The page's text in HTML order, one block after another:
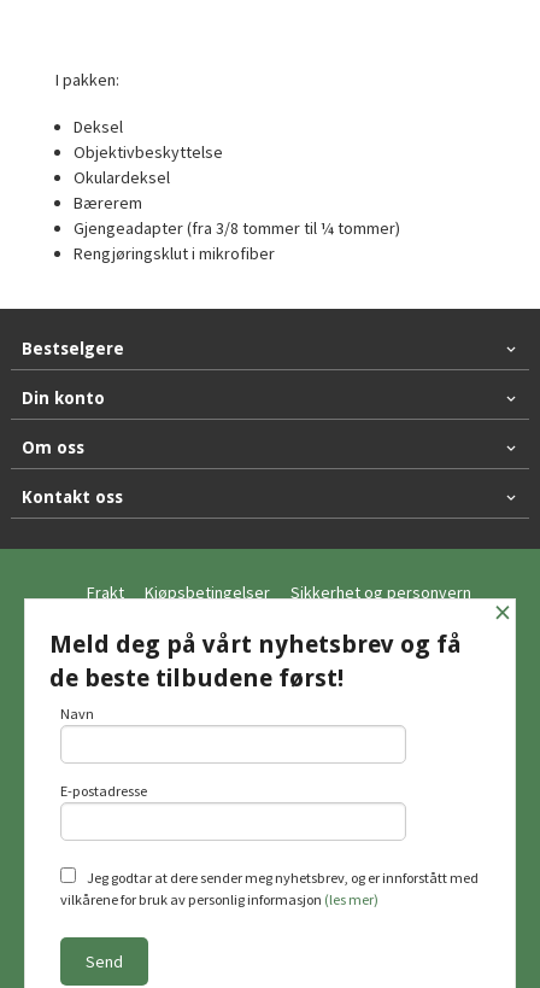
I pakken:
Deksel
Objektivbeskyttelse
Okulardeksel
Bærerem
Gjengeadapter (fra 3/8 tommer til ¼ tommer)
Rengjøringsklut i mikrofiber
Bestselgere
Din konto
Om oss
Kontakt oss
Frakt Kjøpsbetingelser Sikkerhet og personvern
Nyhetsbrev
© Hagemo Jakt og Friluft AS
Vår nettbutikk bruker cookies slik at du
hovedsaklig til å lagre
innloggingsdetaljer og huske hva du
bruke siden som normalt om du godtar
×
Meld deg på vårt nyhetsbrev og få
de beste tilbudene først!
Navn
E-postadresse
Jeg godtar at dere sender meg nyhetsbrev, og er innforstått med
vilkårene for bruk av personlig informasjon (les mer)